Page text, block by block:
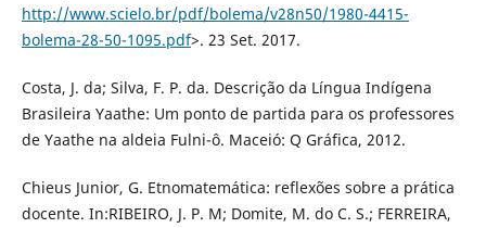
http://www.scielo.br/pdf/bolema/v28n50/1980-4415-
bolema-28-50-1095.pdf>. 23 Set. 2017.
Costa, J. da; Silva, F. P. da. Descrição da Língua Indígena
Brasileira Yaathe: Um ponto de partida para os professores
de Yaathe na aldeia Fulni-ô. Maceió: Q Gráfica, 2012.
Chieus Junior, G. Etnomatemática: reflexões sobre a prática
docente. In:RIBEIRO, J. P. M; Domite, M. do C. S.; FERREIRA,